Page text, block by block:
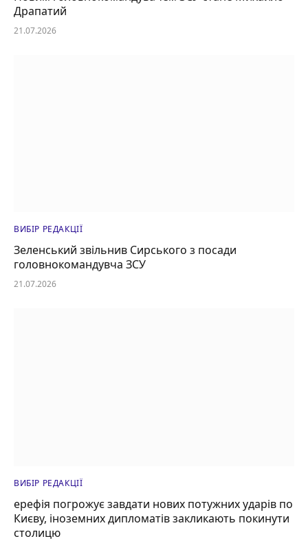
Драпатий
21.07.2026
ВИБІР РЕДАКЦІЇ
Зеленський звільнив Сирського з посади
головнокомандувча ЗСУ
21.07.2026
ВИБІР РЕДАКЦІЇ
ерефія погрожує завдати нових потужних ударів по
Києву, іноземних дипломатів закликають покинути
столицю